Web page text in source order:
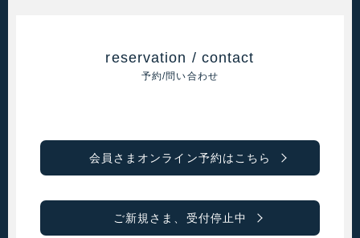
reservation / contact
予約/問い合わせ
会員さまオンライン予約はこちら
ご新規さま、受付停止中